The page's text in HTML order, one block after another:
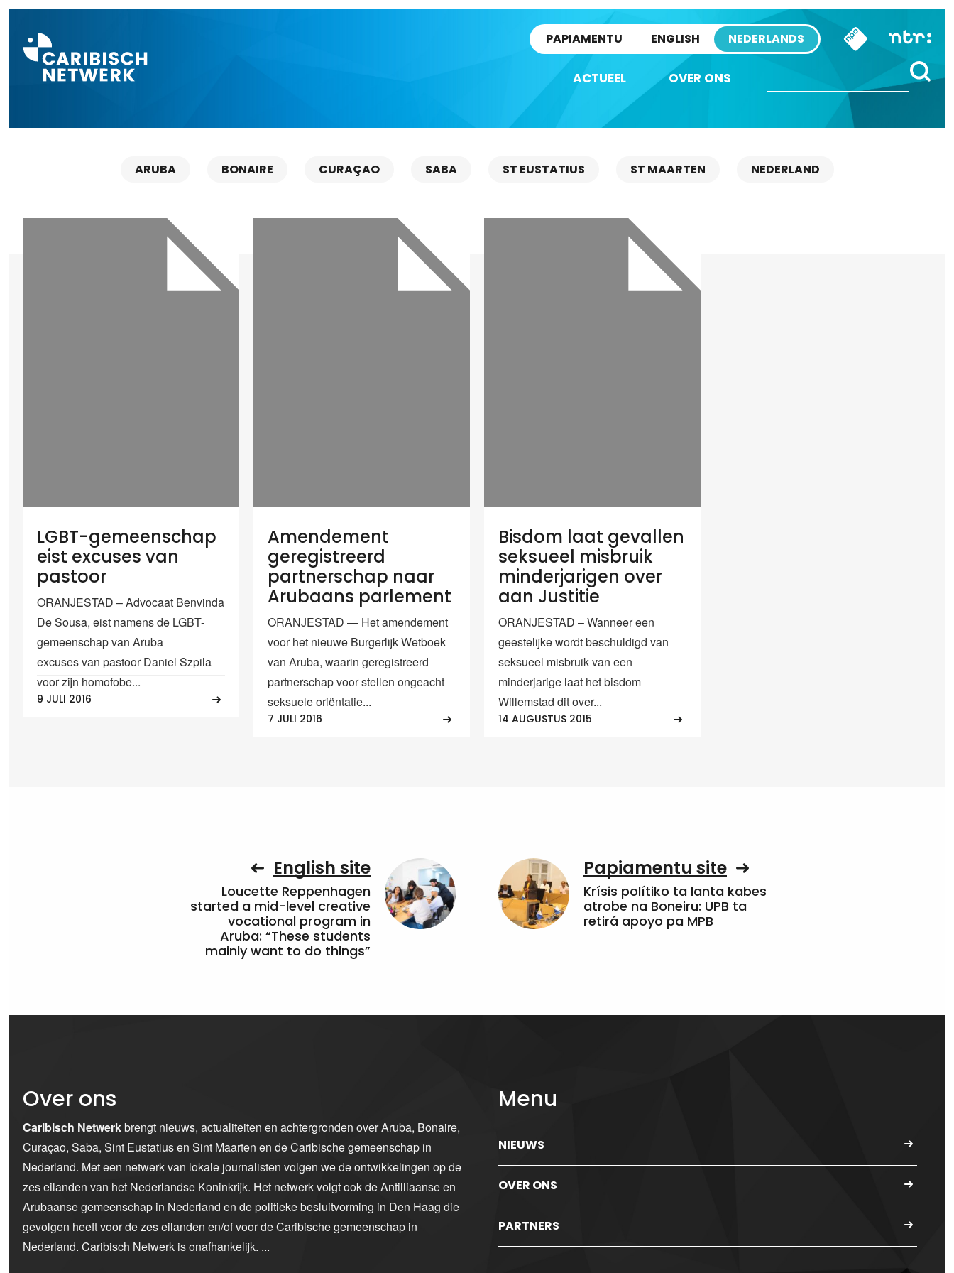
PAPIAMENTU ENGLISH NEDERLANDS
ACTUEEL OVER ONS
ARUBA BONAIRE CURAÇAO SABA ST EUSTATIUS ST MAARTEN NEDERLAND
LGBT-gemeenschap
eist excuses van
pastoor
ORANJESTAD – Advocaat Benvinda
De Sousa, eist namens de LGBT-
gemeenschap van Aruba
excuses van pastoor Daniel Szpila
voor zijn homofobe...
9 JULI 2016
Amendement
geregistreerd
partnerschap naar
Arubaans parlement
ORANJESTAD — Het amendement
voor het nieuwe Burgerlijk Wetboek
van Aruba, waarin geregistreerd
partnerschap voor stellen ongeacht
seksuele oriëntatie...
7 JULI 2016
Bisdom laat gevallen
seksueel misbruik
minderjarigen over
aan Justitie
ORANJESTAD – Wanneer een
geestelijke wordt beschuldigd van
seksueel misbruik van een
minderjarige laat het bisdom
Willemstad dit over...
14 AUGUSTUS 2015
English site
Loucette Reppenhagen
started a mid-level creative
vocational program in
Aruba: “These students
mainly want to do things”
Papiamentu site
Krísis polítiko ta lanta kabes
atrobe na Boneiru: UPB ta
retirá apoyo pa MPB
Over ons
Caribisch Netwerkbrengt nieuws, actualiteiten en achtergronden over Aruba, Bonaire,
Curaçao, Saba, Sint Eustatius en Sint Maarten en de Caribische gemeenschap in
Nederland. Met een netwerk van lokale journalisten volgen we de ontwikkelingen op de
zes eilanden van het Nederlandse Koninkrijk. Het netwerk volgt ook de Antilliaanse en
Arubaanse gemeenschap in Nederland en de politieke besluitvorming in Den Haag die
gevolgen heeft voor de zes eilanden en/of voor de Caribische gemeenschap in
Nederland. Caribisch Netwerk is onafhankelijk. ...
Menu
NIEUWS
OVER ONS
PARTNERS